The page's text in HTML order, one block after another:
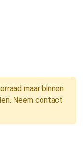
maar binnen
Neem contact